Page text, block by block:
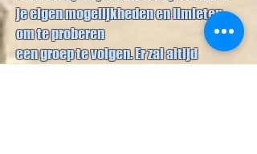
je eigen mogelijkheden en limieten
om te proberen
een groep te volgen.Er zal altijd